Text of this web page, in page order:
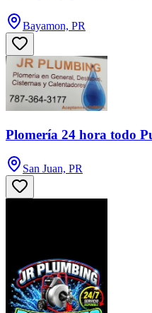
Bayamon, PR
Plomería 24 hora todo
San Juan, PR